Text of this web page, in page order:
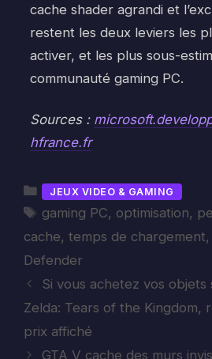
cache shader agrandi et
restent les deux leviers les
activer, et les plus sous-
communauté gaming PC.
Sources :
hfrance.fr
Catégories
JEUX VIDEO & GAMING
Étiquettes
gaming PC, optimisation,
cache, temps de chargement,
Defender
Si vous achetez vos objets
Zelda: Tears of the Kingdom,
prix affiché
GTA V cache des murs